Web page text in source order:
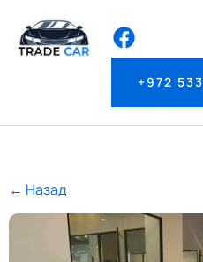
+972
← Назад